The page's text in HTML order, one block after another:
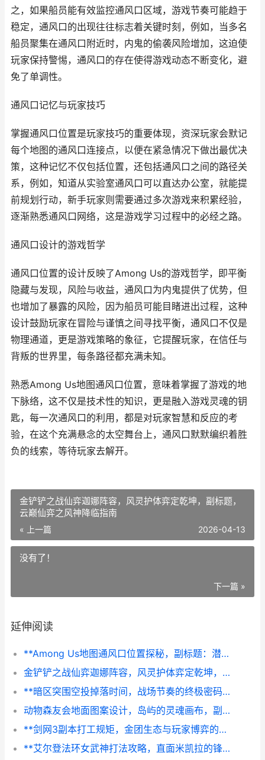
之，如果船员能有效监控通风口区域，游戏节奏可能趋于
稳定，通风口的出现往往标志着关键时刻，例如，当多名
船员聚集在通风口附近时，内鬼的偷袭风险增加，这迫使
玩家保持警惕，通风口的存在使得游戏动态不断变化，避
免了单调性。
通风口记忆与玩家技巧
掌握通风口位置是玩家技巧的重要体现，资深玩家会默记
每个地图的通风口连接点，以便在紧急情况下做出最优决
策，这种记忆不仅包括位置，还包括通风口之间的路径关
系，例如，知道从实验室通风口可以直达办公室，就能提
前规划行动，新手玩家则需要通过多次游戏来积累经验，
逐渐熟悉通风口网络，这是游戏学习过程中的必经之路。
通风口设计的游戏哲学
通风口位置的设计反映了Among Us的游戏哲学，即平衡
隐藏与发现，风险与收益，通风口为内鬼提供了优势，但
也增加了暴露的风险，因为船员可能目睹进出过程，这种
设计鼓励玩家在冒险与谨慎之间寻找平衡，通风口不仅是
物理通道，更是游戏策略的象征，它提醒玩家，在信任与
背叛的世界里，每条路径都充满未知。
熟悉Among Us地图通风口位置，意味着掌握了游戏的地
下脉络，这不仅是技术性的知识，更是融入游戏灵魂的钥
匙，每一次通风口的利用，都是对玩家智慧和反应的考
验，在这个充满悬念的太空舞台上，通风口默默编织着胜
负的线索，等待玩家去解开。
金铲铲之战仙弈迦娜阵容，风灵护体弈定乾坤，副标题，
云巅仙弈之风神降临指南
« 上一篇 2026-04-13
没有了！
下一篇 »
延伸阅读
**Among Us地图通风口位置探秘，副标题：潜伏者的地下网络**
金铲铲之战仙弈迦娜阵容，风灵护体弈定乾坤，副标题，云巅仙弈之风神降临指南
**暗区突围空投掉落时间，战场节奏的终极密码，副标题，掌控信号，主宰战局**
动物森友会地面图案设计，岛屿的灵魂画布，副标题，资深玩家笔下的像素艺术哲学
**剑网3副本打工规矩，金团生态与玩家博弈的江湖法则**
**艾尔登法环女武神打法攻略，直面米凯拉的锋刃的制胜之道**